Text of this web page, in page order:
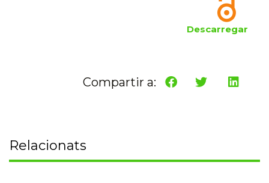
Descarregar
Compartir a:
Relacionats